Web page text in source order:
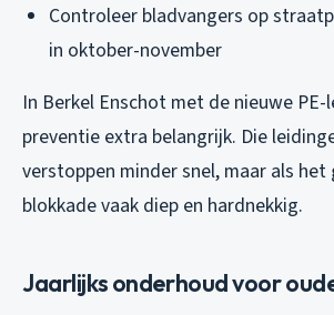
Controleer bladvangers op
in oktober-november
In Berkel Enschot met de nieuwe PE-
preventie extra belangrijk. Die
verstoppen minder snel, maar als
blokkade vaak diep en hardnekkig.
Jaarlijks onderhoud voor